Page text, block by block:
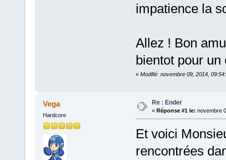
impatience la
Allez ! Bon
bientot pour un
« Modifié: novembre 09, 2014,
Vega
Hardcore
Re : Ender
« Réponse #1 le: novembre
Et voici
rencontrées